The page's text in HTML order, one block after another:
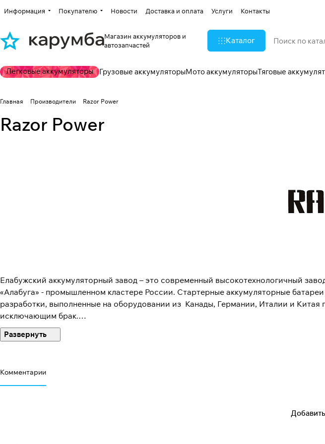
Информация Покупателю Новости Доставка и оплата Услуги Контакты
Магазин аккумуляторов и
автозапчастей
Каталог
Легковые аккумуляторы Грузовые аккумуляторыМото аккумуляторыТяговые
Главная Производители Razor Power
Razor Power
Елабужский аккумуляторный завод – это современный высокотехнологичный
«Алабуга» - промышленном кластере России. Стартерные аккумуляторные
разработки, выполненные на оборудовании из Канады, Германии, Италии и
исключающим брак.
Елабужский аккумуляторный завод входит в Группу компаний «Кориб», у которой
При производстве АКБ на предприятии используется ряд решений, которые
используется технология холодной штамповки - в отличие от литья, это
Комментарии